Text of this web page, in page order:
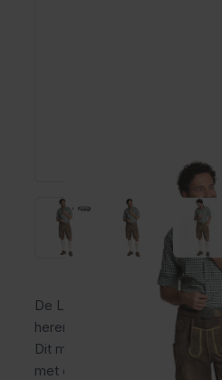
De Lederhose Zillertal is een
heren van 100% rundleer in
Dit model valt net boven de
met een bijpassende riem